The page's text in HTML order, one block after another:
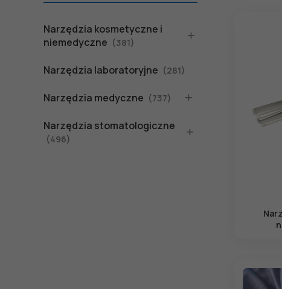
Narzędzia kosmetyczne i
niemedyczne (381)
Narzędzia laboratoryjne (281)
Narzędzia medyczne (737)
Narzędzia stomatologiczne
(496)